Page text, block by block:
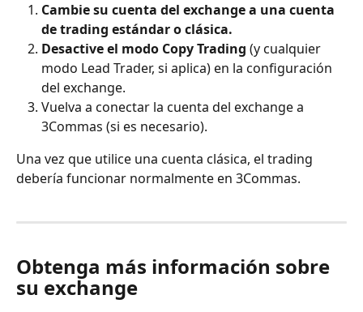
Cambie su cuenta del exchange a una cuenta
de trading estándar o clásica.
Desactive el modo Copy Trading (y cualquier
modo Lead Trader, si aplica) en la configuración
del exchange.
Vuelva a conectar la cuenta del exchange a
3Commas (si es necesario).
Una vez que utilice una cuenta clásica, el trading
debería funcionar normalmente en 3Commas.
Obtenga más información sobre
su exchange